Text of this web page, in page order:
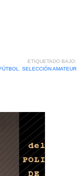
ETIQUETADO BAJO:
SELECCIÓN AMATEUR